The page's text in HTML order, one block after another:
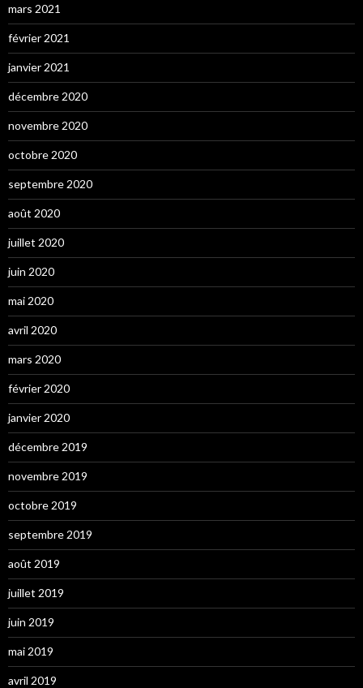
mars 2021
février 2021
janvier 2021
décembre 2020
novembre 2020
octobre 2020
septembre 2020
août 2020
juillet 2020
juin 2020
mai 2020
avril 2020
mars 2020
février 2020
janvier 2020
décembre 2019
novembre 2019
octobre 2019
septembre 2019
août 2019
juillet 2019
juin 2019
mai 2019
avril 2019